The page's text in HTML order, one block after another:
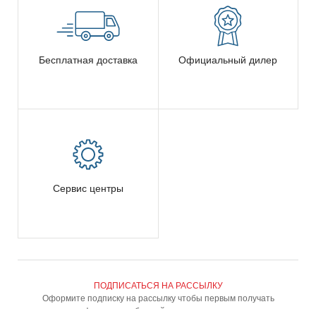
Бесплатная доставка Официальный дилер
Сервис центры
ПОДПИСАТЬСЯ НА РАССЫЛКУ
Оформите подписку на рассылку чтобы первым получать